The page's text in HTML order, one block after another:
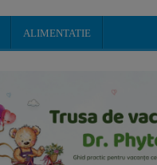
ALIMENTATIE